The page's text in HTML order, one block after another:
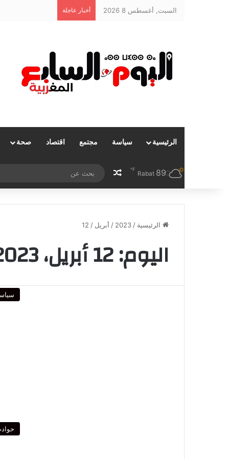
السبت, أغسطس 8 2026 أخبار عاجلة
الرئيسية سياسة مجتمع اقتصاد صحة
Rabat 89
℉ مقال عشوائي
الرئيسية /
2023
/ أبريل /
12
اليوم:12 أبريل، 2023